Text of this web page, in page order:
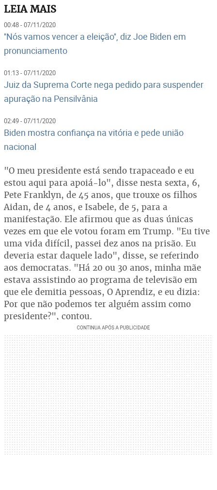
LEIA MAIS
00:48 - 07/11/2020
''Nós vamos vencer a eleição'', diz Joe Biden em
pronunciamento
01:13 - 07/11/2020
Juiz da Suprema Corte nega pedido para suspender
apuração na Pensilvânia
02:49 - 07/11/2020
Biden mostra confiança na vitória e pede união
nacional
"O meu presidente está sendo trapaceado e eu
estou aqui para apoiá-lo", disse nesta sexta, 6,
Pete Franklyn, de 45 anos, que trouxe os filhos
Aidan, de 4 anos, e Isabele, de 5, para a
manifestação. Ele afirmou que as duas únicas
vezes em que ele votou foram em Trump. "Eu tive
uma vida difícil, passei dez anos na prisão. Eu
deveria estar daquele lado", disse, se referindo
aos democratas. "Há 20 ou 30 anos, minha mãe
estava assistindo ao programa de televisão em
que ele demitia pessoas, O Aprendiz, e eu dizia:
Por que não podemos ter alguém assim como
presidente?", contou.